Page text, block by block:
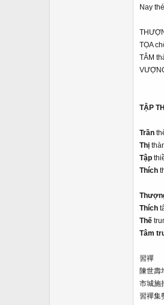
Nay
TỌA
TÂM
TẬP
Trần
Thị
Tập
Thích
Thích
Thế
Tâm
習禪
陳世壽
市城施
習禪集